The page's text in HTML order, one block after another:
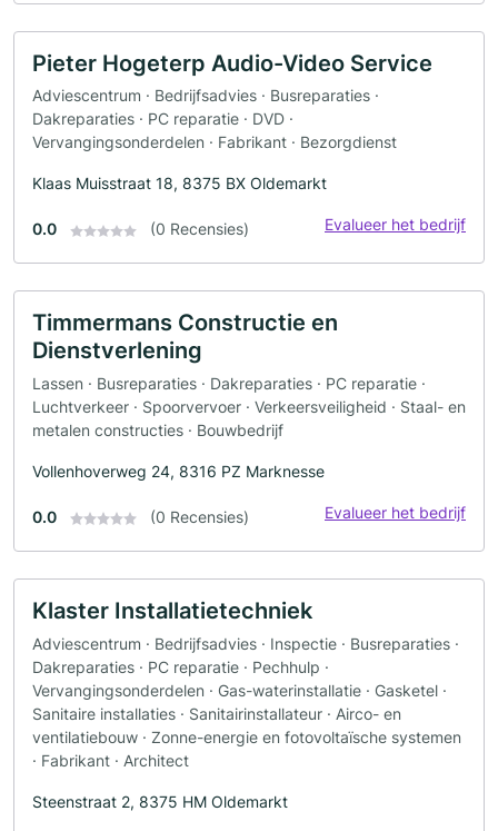
Pieter Hogeterp Audio-Video Service
Adviescentrum · Bedrijfsadvies · Busreparaties ·
Dakreparaties · PC reparatie · DVD ·
Vervangingsonderdelen · Fabrikant · Bezorgdienst
Klaas Muisstraat 18, 8375 BX Oldemarkt
0.0 (0 Recensies) Evalueer het bedrijf
Timmermans Constructie en
Dienstverlening
Lassen · Busreparaties · Dakreparaties · PC reparatie ·
Luchtverkeer · Spoorvervoer · Verkeersveiligheid · Staal- en
metalen constructies · Bouwbedrijf
Vollenhoverweg 24, 8316 PZ Marknesse
0.0 (0 Recensies) Evalueer het bedrijf
Klaster Installatietechniek
Adviescentrum · Bedrijfsadvies · Inspectie · Busreparaties ·
Dakreparaties · PC reparatie · Pechhulp ·
Vervangingsonderdelen · Gas-waterinstallatie · Gasketel ·
Sanitaire installaties · Sanitairinstallateur · Airco- en
ventilatiebouw · Zonne-energie en fotovoltaïsche systemen
· Fabrikant · Architect
Steenstraat 2, 8375 HM Oldemarkt